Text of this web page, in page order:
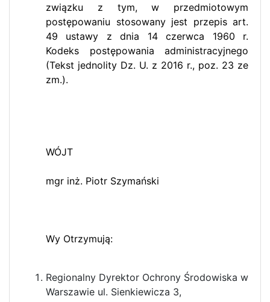
związku z tym, w przedmiotowym
postępowaniu stosowany jest przepis art.
49 ustawy z dnia 14 czerwca 1960 r.
Kodeks postępowania administracyjnego
(Tekst jednolity Dz. U. z 2016 r., poz. 23 ze
zm.).
WÓJT
mgr inż. Piotr Szymański
Wy Otrzymują:
Regionalny Dyrektor Ochrony Środowiska w
Warszawie ul. Sienkiewicza 3,